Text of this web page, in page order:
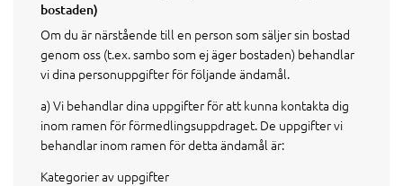
bostaden)
Om du är närstående till en person som säljer sin bostad
genom oss (t.ex. sambo som ej äger bostaden) behandlar
vi dina personuppgifter för följande ändamål.
a) Vi behandlar dina uppgifter för att kunna kontakta dig
inom ramen för förmedlingsuppdraget. De uppgifter vi
behandlar inom ramen för detta ändamål är:
Kategorier av uppgifter